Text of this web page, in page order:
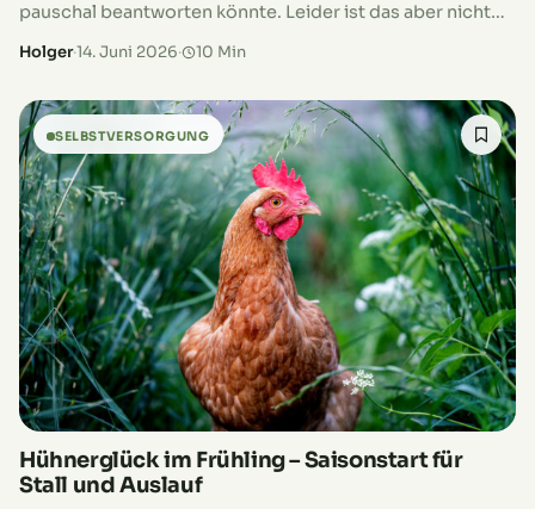
pauschal beantworten könnte. Leider ist das aber nicht
günstiger ist,…
Holger·14. Juni 2026· 10 Min
SELBSTVERSORGUNG
Hühnerglück im Frühling – Saisonstart für
Stall und Auslauf